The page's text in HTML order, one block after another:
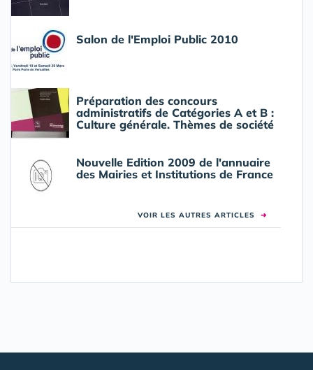
Salon de l'Emploi Public 2010
Préparation des concours
administratifs de Catégories A et B :
Culture générale. Thèmes de société
Nouvelle Edition 2009 de l'annuaire
des Mairies et Institutions de France
VOIR LES AUTRES ARTICLES ➜